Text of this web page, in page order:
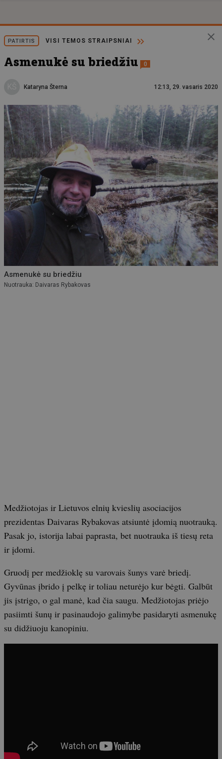
PATIRTIS VISI TEMOS STRAIPSNIAI
Asmenukė su briedžiu 0
Kataryna Šterna 12:13, 29. vasaris 2020
Asmenukė su briedžiu
Nuotrauka: Daivaras Rybakovas
Medžiotojas ir Lietuvos elnių kvieslių asociacijos
prezidentas Daivaras Rybakovas atsiuntė įdomią nuotrauką.
Pasak jo, istorija labai paprasta, bet nuotrauka iš tiesų reta
ir įdomi.
Gruodį per medžioklę su varovais šunys varė briedį.
Gyvūnas įbrido į pelkę ir toliau neturėjo kur bėgti. Galbūt
jis įstrigo, o gal manė, kad čia saugu. Medžiotojas priėjo
pasiimti šunų ir pasinaudojo galimybe pasidaryti asmenukę
su didžiuoju kanopiniu.